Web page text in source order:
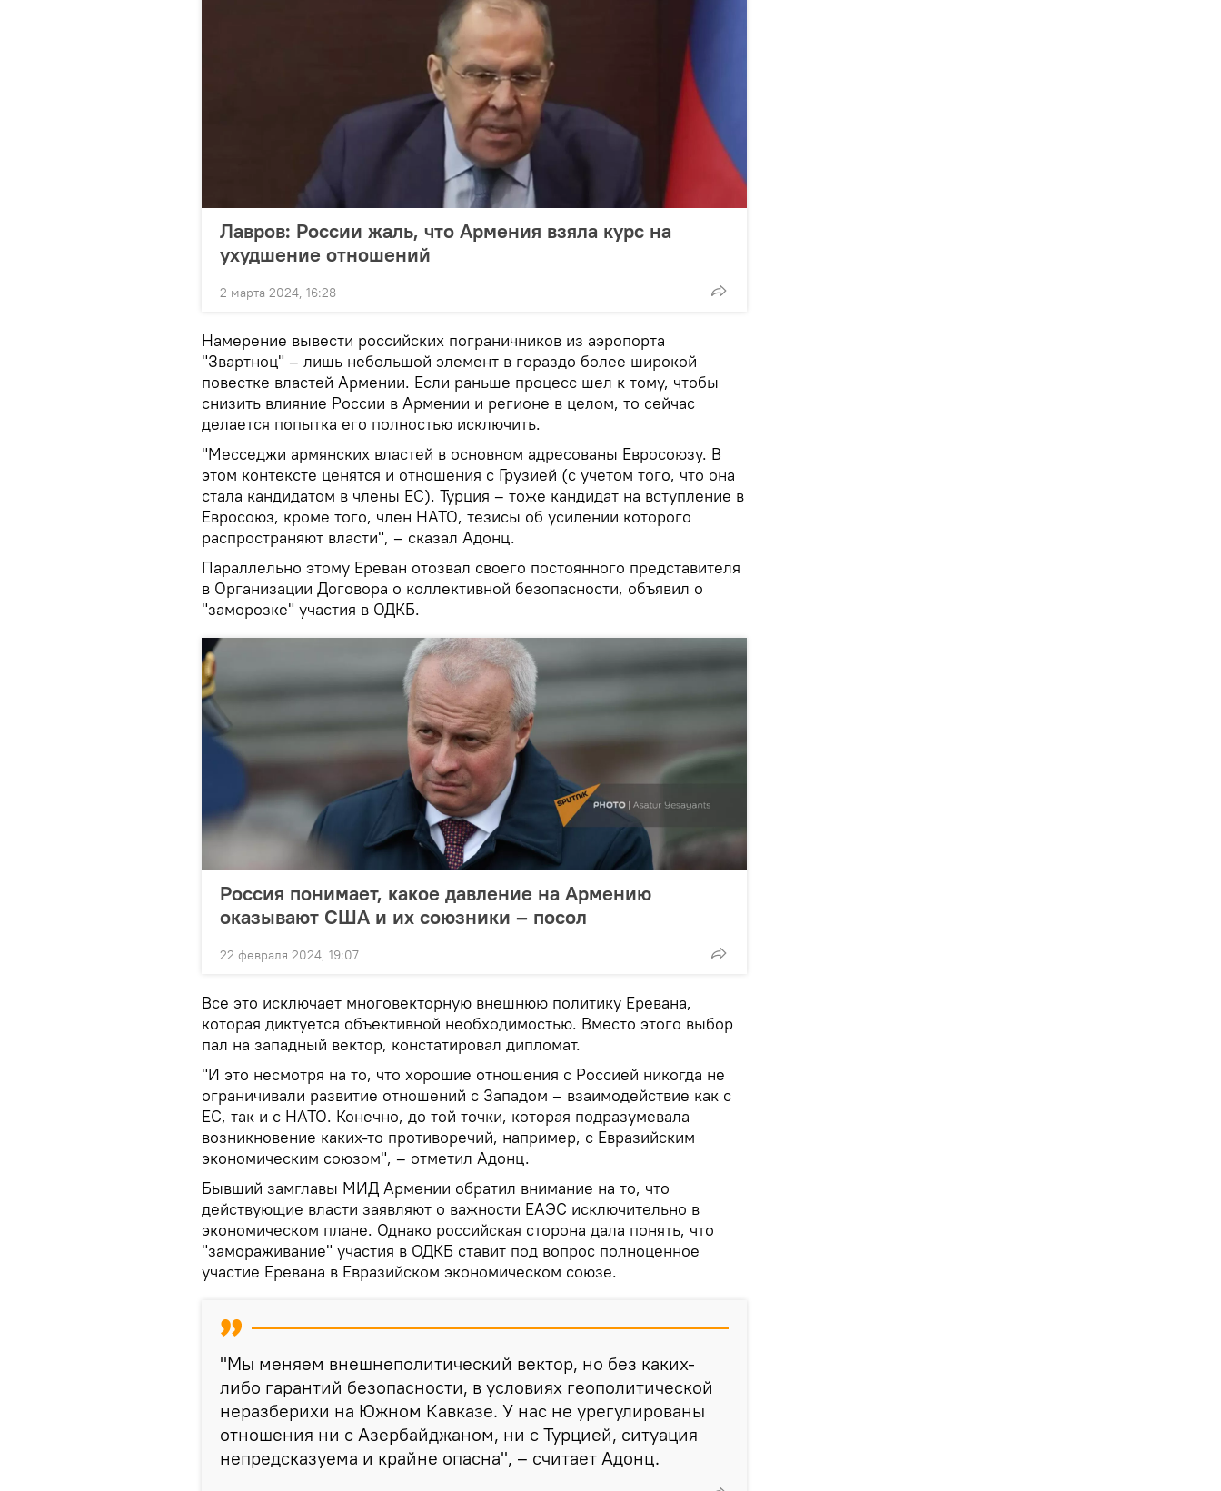
Лавров: России жаль, что Армения взяла курс на
ухудшение отношений
2 марта 2024, 16:28
Намерение вывести российских пограничников из аэропорта
"Звартноц" – лишь небольшой элемент в гораздо более широкой
повестке властей Армении. Если раньше процесс шел к тому, чтобы
снизить влияние России в Армении и регионе в целом, то сейчас
делается попытка его полностью исключить.
"Месседжи армянских властей в основном адресованы Евросоюзу. В
этом контексте ценятся и отношения с Грузией (с учетом того, что она
стала кандидатом в члены ЕС). Турция – тоже кандидат на вступление в
Евросоюз, кроме того, член НАТО, тезисы об усилении которого
распространяют власти", – сказал Адонц.
Параллельно этому Ереван отозвал своего постоянного представителя
в Организации Договора о коллективной безопасности, объявил о
"заморозке" участия в ОДКБ.
Россия понимает, какое давление на Армению
оказывают США и их союзники – посол
22 февраля 2024, 19:07
Все это исключает многовекторную внешнюю политику Еревана,
которая диктуется объективной необходимостью. Вместо этого выбор
пал на западный вектор, констатировал дипломат.
"И это несмотря на то, что хорошие отношения с Россией никогда не
ограничивали развитие отношений с Западом – взаимодействие как с
ЕС, так и с НАТО. Конечно, до той точки, которая подразумевала
возникновение каких-то противоречий, например, с Евразийским
экономическим союзом", – отметил Адонц.
Бывший замглавы МИД Армении обратил внимание на то, что
действующие власти заявляют о важности ЕАЭС исключительно в
экономическом плане. Однако российская сторона дала понять, что
"замораживание" участия в ОДКБ ставит под вопрос полноценное
участие Еревана в Евразийском экономическом союзе.
"Мы меняем внешнеполитический вектор, но без каких-
либо гарантий безопасности, в условиях геополитической
неразберихи на Южном Кавказе. У нас не урегулированы
отношения ни с Азербайджаном, ни с Турцией, ситуация
непредсказуема и крайне опасна", – считает Адонц.